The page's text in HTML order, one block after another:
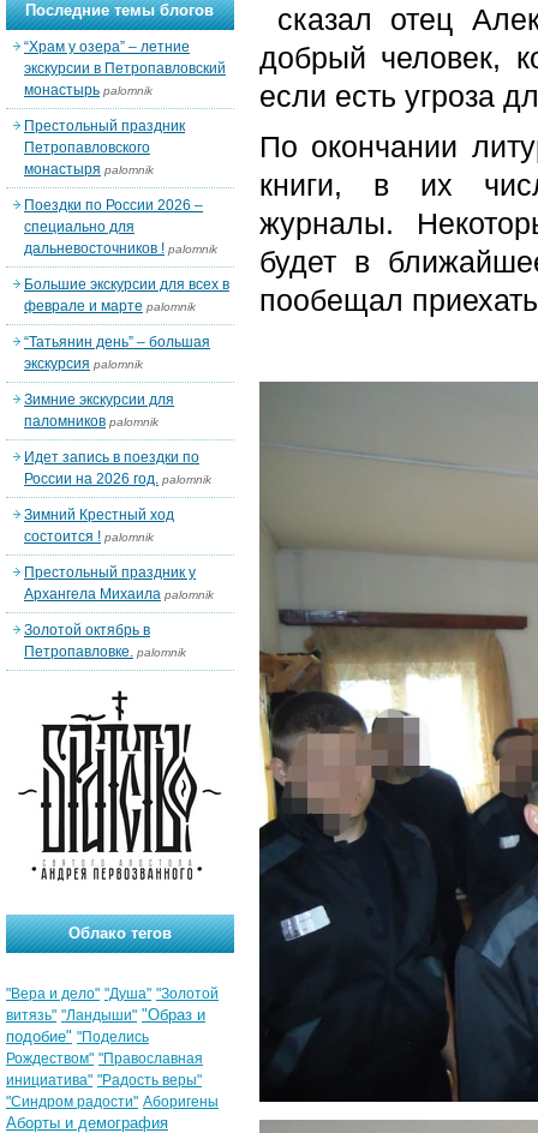
сказал отец
добрый человек,
если есть угроза
По окончании
книги, в их
журналы.
будет в
пообещал
Последние темы блогов
“Храм у озера” – летние
экскурсии в Петропавловский
монастырь palomnik
Престольный праздник
Петропавловского
монастыря palomnik
Поездки по России 2026 –
специально для
дальневосточников ! palomnik
Большие экскурсии для всех в
феврале и марте palomnik
“Татьянин день” – большая
экскурсия palomnik
Зимние экскурсии для
паломников palomnik
Идет запись в поездки по
России на 2026 год. palomnik
Зимний Крестный ход
состоится ! palomnik
Престольный праздник у
Архангела Михаила palomnik
Золотой октябрь в
Петропавловке. palomnik
Облако тегов
"Вера и дело" "Душа" "Золотой
витязь" "Ландыши" "Образ и
подобие" "Поделись
Рождеством" "Православная
инициатива" "Радость веры"
"Синдром радости" Аборигены
Аборты и демография